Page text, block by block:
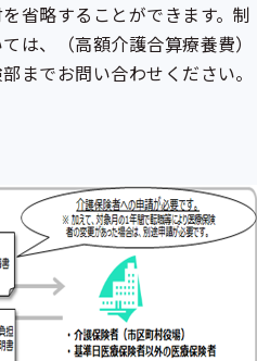
省略することができます。制
は、（高額介護合算療養費）
までお問い合わせください。